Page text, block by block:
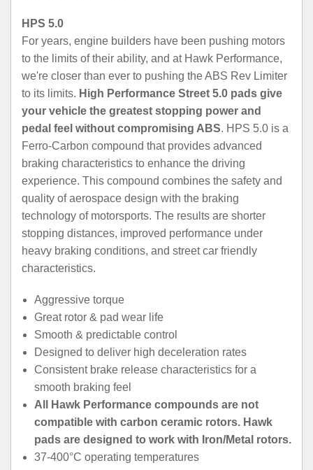
HPS 5.0
For years, engine builders have been pushing motors
to the limits of their ability, and at Hawk Performance,
we're closer than ever to pushing the ABS Rev Limiter
to its limits. High Performance Street 5.0 pads give
your vehicle the greatest stopping power and
pedal feel without compromising ABS. HPS 5.0 is a
Ferro-Carbon compound that provides advanced
braking characteristics to enhance the driving
experience. This compound combines the safety and
quality of aerospace design with the braking
technology of motorsports. The results are shorter
stopping distances, improved performance under
heavy braking conditions, and street car friendly
characteristics.
Aggressive torque
Great rotor & pad wear life
Smooth & predictable control
Designed to deliver high deceleration rates
Consistent brake release characteristics for a
smooth braking feel
All Hawk Performance compounds are not
compatible with carbon ceramic rotors. Hawk
pads are designed to work with Iron/Metal rotors.
37-400°C operating temperatures